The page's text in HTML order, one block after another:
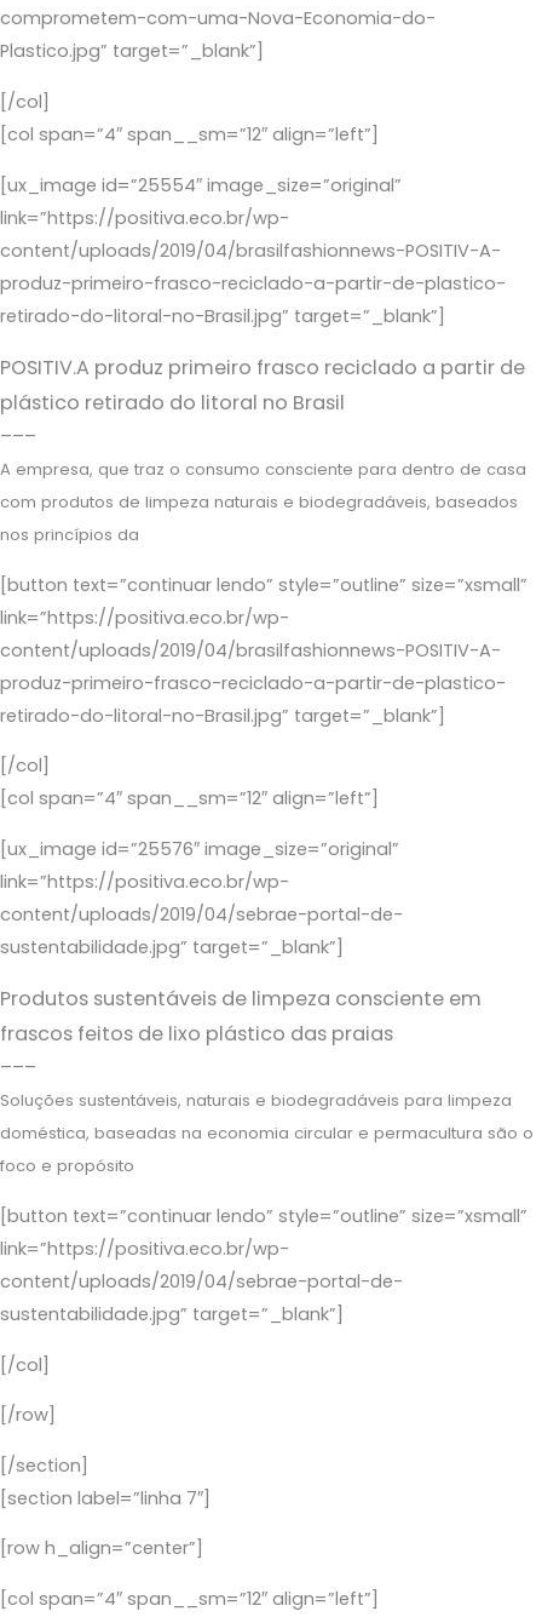
comprometem-com-uma-Nova-Economia-do-
Plastico.jpg” target=”_blank”]
[/col]
[col span=”4″ span__sm=”12″ align=”left”]
[ux_image id=”25554″ image_size=”original”
link=”https://positiva.eco.br/wp-
content/uploads/2019/04/brasilfashionnews-POSITIV-A-
produz-primeiro-frasco-reciclado-a-partir-de-plastico-
retirado-do-litoral-no-Brasil.jpg” target=”_blank”]
POSITIV.A produz primeiro frasco reciclado a partir de
plástico retirado do litoral no Brasil
–––
A empresa, que traz o consumo consciente para dentro de casa
com produtos de limpeza naturais e biodegradáveis, baseados
nos princípios da
[button text=”continuar lendo” style=”outline” size=”xsmall”
link=”https://positiva.eco.br/wp-
content/uploads/2019/04/brasilfashionnews-POSITIV-A-
produz-primeiro-frasco-reciclado-a-partir-de-plastico-
retirado-do-litoral-no-Brasil.jpg” target=”_blank”]
[/col]
[col span=”4″ span__sm=”12″ align=”left”]
[ux_image id=”25576″ image_size=”original”
link=”https://positiva.eco.br/wp-
content/uploads/2019/04/sebrae-portal-de-
sustentabilidade.jpg” target=”_blank”]
Produtos sustentáveis de limpeza consciente em
frascos feitos de lixo plástico das praias
–––
Soluções sustentáveis, naturais e biodegradáveis para limpeza
doméstica, baseadas na economia circular e permacultura são o
foco e propósito
[button text=”continuar lendo” style=”outline” size=”xsmall”
link=”https://positiva.eco.br/wp-
content/uploads/2019/04/sebrae-portal-de-
sustentabilidade.jpg” target=”_blank”]
[/col]
[/row]
[/section]
[section label=”linha 7″]
[row h_align=”center”]
[col span=”4″ span__sm=”12″ align=”left”]